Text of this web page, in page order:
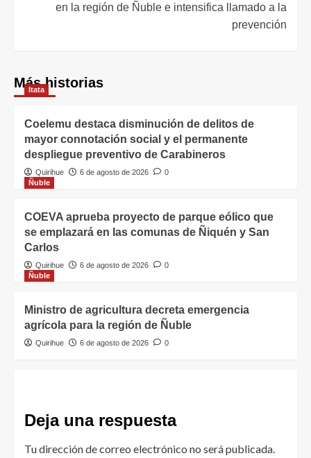
en la región de Ñuble e intensifica llamado a la
prevención
Más historias
Itata
Coelemu destaca disminución de delitos de
mayor connotación social y el permanente
despliegue preventivo de Carabineros
Quirihue 6 de agosto de 2026
0
Ñuble
COEVA aprueba proyecto de parque eólico que
se emplazará en las comunas de Ñiquén y San
Carlos
Quirihue 6 de agosto de 2026
0
Ñuble
Ministro de agricultura decreta emergencia
agrícola para la región de Ñuble
Quirihue 6 de agosto de 2026 0
Deja una respuesta
Tu dirección de correo electrónico no será publicada.